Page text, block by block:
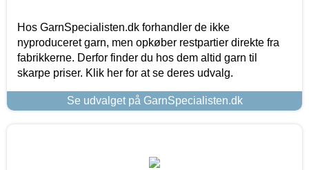
Hos GarnSpecialisten.dk forhandler de ikke
nyproduceret garn, men opkøber restpartier direkte fra
fabrikkerne. Derfor finder du hos dem altid garn til
skarpe priser. Klik her for at se deres udvalg.
Se udvalget på GarnSpecialisten.dk